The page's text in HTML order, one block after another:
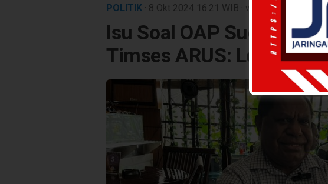
POLITIK · 8 Okt 2024 16:21 WIB · waktu baca 1 menit
Isu Soal OAP Sudah
Timses ARUS: Lebih